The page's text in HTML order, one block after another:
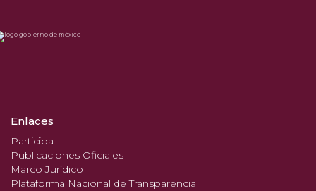
Enlaces
Participa
Publicaciones Oficiales
Marco Jurídico
Plataforma Nacional de Transparencia